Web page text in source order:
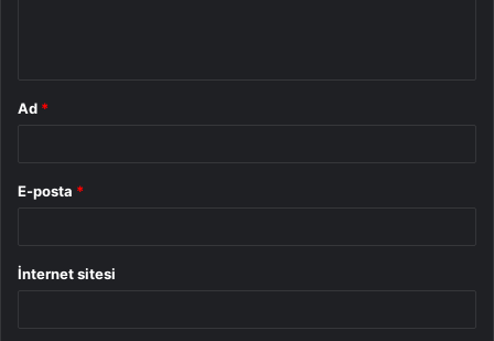
Ad *
E-posta *
İnternet sitesi